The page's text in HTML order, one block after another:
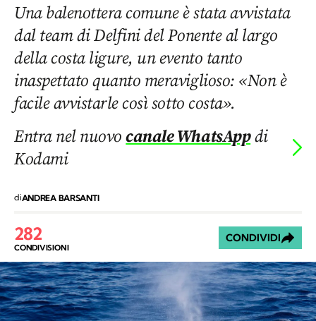
Una balenottera comune è stata avvistata
dal team di Delfini del Ponente al largo
della costa ligure, un evento tanto
inaspettato quanto meraviglioso: «Non è
facile avvistarle così sotto costa».
Entra nel nuovocanale WhatsAppdi
Kodami
diANDREA BARSANTI
282
CONDIVISIONI
CONDIVIDI